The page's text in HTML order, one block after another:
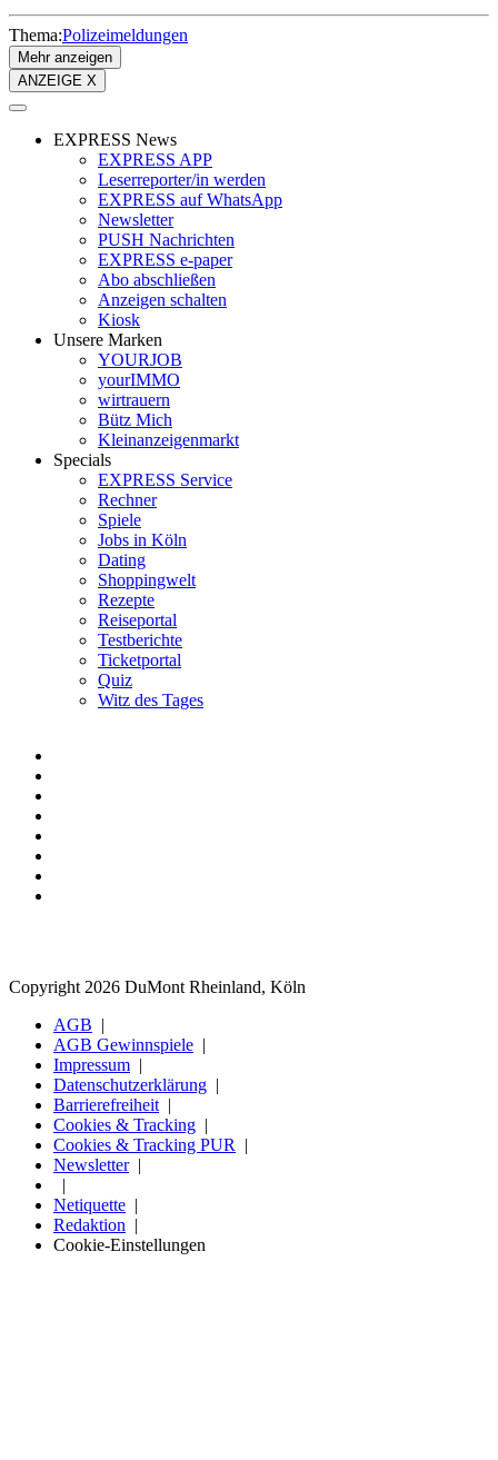
Thema:Polizeimeldungen
Mehr anzeigen
ANZEIGE X
EXPRESS News
EXPRESS APP
Leserreporter/in werden
EXPRESS auf WhatsApp
Newsletter
PUSH Nachrichten
EXPRESS e-paper
Abo abschließen
Anzeigen schalten
Kiosk
Unsere Marken
YOURJOB
yourIMMO
wirtrauern
Bütz Mich
Kleinanzeigenmarkt
Specials
EXPRESS Service
Rechner
Spiele
Jobs in Köln
Dating
Shoppingwelt
Rezepte
Reiseportal
Testberichte
Ticketportal
Quiz
Witz des Tages
Copyright 2026 DuMont Rheinland, Köln
AGB
AGB Gewinnspiele
Impressum
Datenschutzerklärung
Barrierefreiheit
Cookies & Tracking
Cookies & Tracking PUR
Newsletter
Netiquette
Redaktion
Cookie-Einstellungen